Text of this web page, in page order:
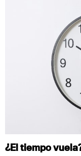
¿El tiempo